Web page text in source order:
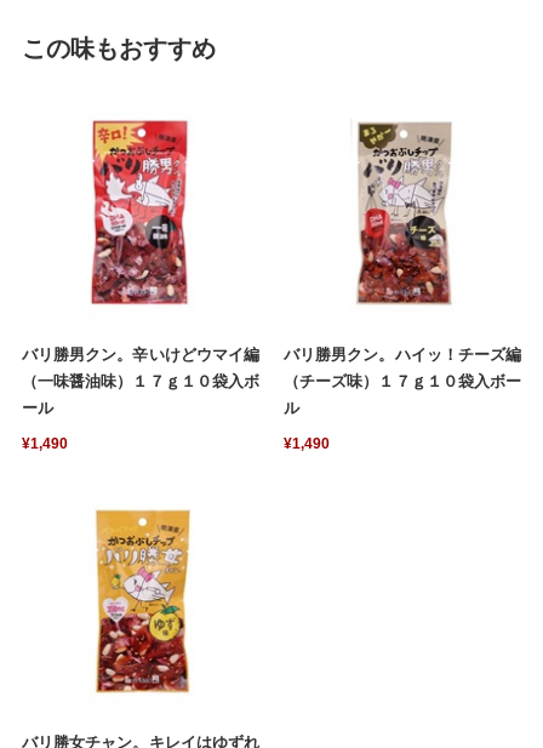
この味もおすすめ
バリ勝男クン。辛いけどウマイ編
（一味醤油味）１７ｇ１０袋入ボ
ール
¥1,490
バリ勝男クン。ハイッ！チーズ編
（チーズ味）１７ｇ１０袋入ボー
ル
¥1,490
バリ勝女チャン。キレイはゆずれ